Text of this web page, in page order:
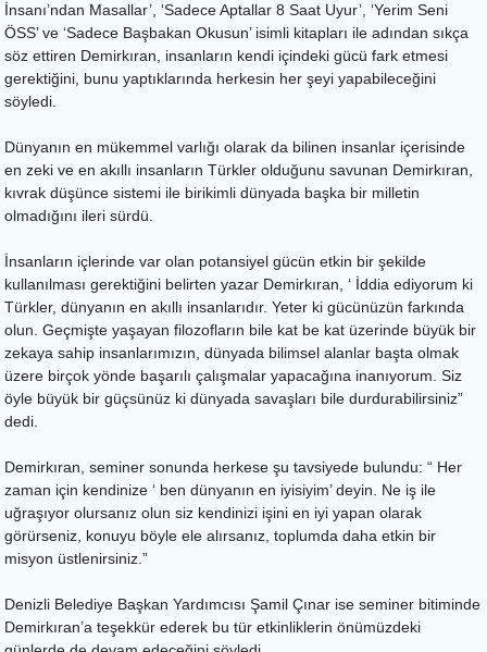
İnsanı’ndan Masallar’, ‘Sadece Aptallar 8 Saat Uyur’, ‘Yerim Seni
ÖSS’ ve ‘Sadece Başbakan Okusun’ isimli kitapları ile adından sıkça
söz ettiren Demirkıran, insanların kendi içindeki gücü fark etmesi
gerektiğini, bunu yaptıklarında herkesin her şeyi yapabileceğini
söyledi.
Dünyanın en mükemmel varlığı olarak da bilinen insanlar içerisinde
en zeki ve en akıllı insanların Türkler olduğunu savunan Demirkıran,
kıvrak düşünce sistemi ile birikimli dünyada başka bir milletin
olmadığını ileri sürdü.
İnsanların içlerinde var olan potansiyel gücün etkin bir şekilde
kullanılması gerektiğini belirten yazar Demirkıran, ‘ İddia ediyorum ki
Türkler, dünyanın en akıllı insanlarıdır. Yeter ki gücünüzün farkında
olun. Geçmişte yaşayan filozofların bile kat be kat üzerinde büyük bir
zekaya sahip insanlarımızın, dünyada bilimsel alanlar başta olmak
üzere birçok yönde başarılı çalışmalar yapacağına inanıyorum. Siz
öyle büyük bir güçsünüz ki dünyada savaşları bile durdurabilirsiniz”
dedi.
Demirkıran, seminer sonunda herkese şu tavsiyede bulundu: “ Her
zaman için kendinize ‘ ben dünyanın en iyisiyim’ deyin. Ne iş ile
uğraşıyor olursanız olun siz kendinizi işini en iyi yapan olarak
görürseniz, konuyu böyle ele alırsanız, toplumda daha etkin bir
misyon üstlenirsiniz.”
Denizli Belediye Başkan Yardımcısı Şamil Çınar ise seminer bitiminde
Demirkıran’a teşekkür ederek bu tür etkinliklerin önümüzdeki